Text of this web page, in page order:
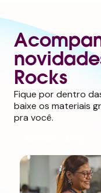
Rocks
Fique por dentro
baixe os materiais
pra você.